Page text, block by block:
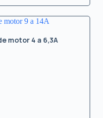
motor 4 a 6,3A